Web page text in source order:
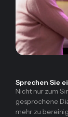
Sprechen Sie
Nicht nur zum
gesprochene
mehr zu